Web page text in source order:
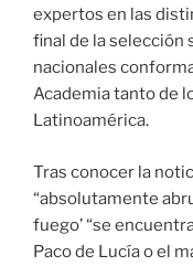
expertos en las
final de la selección
nacionales
Academia tanto de
Latinoamérica.
Tras conocer la
“absolutamente
fuego’ “se
Paco de Lucía o el